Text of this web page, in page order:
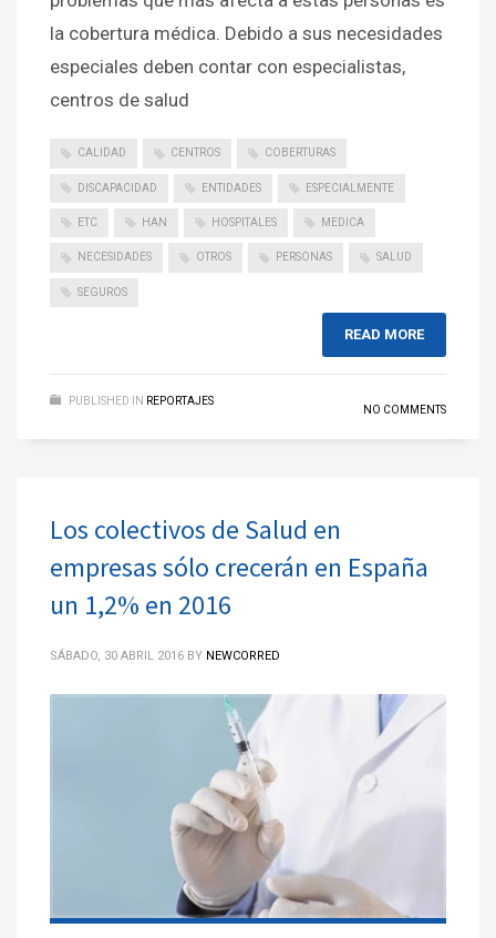
la cobertura médica. Debido a sus necesidades
especiales deben contar con especialistas,
centros de salud
CALIDAD CENTROS COBERTURAS
DISCAPACIDAD ENTIDADES ESPECIALMENTE
ETC HAN HOSPITALES MEDICA
NECESIDADES OTROS PERSONAS SALUD
SEGUROS
READ MORE
PUBLISHED IN REPORTAJES
NO COMMENTS
Los colectivos de Salud en
empresas sólo crecerán en España
un 1,2% en 2016
SÁBADO, 30 ABRIL 2016 BY NEWCORRED